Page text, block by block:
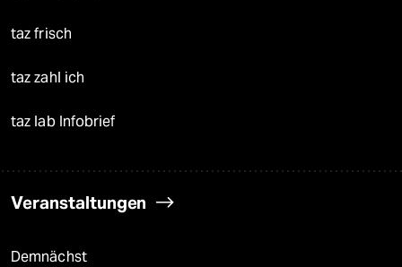
taz frisch
taz zahl ich
taz lab Infobrief
Veranstaltungen
Demnächst